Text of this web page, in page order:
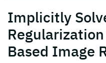
Implicitly
Based Image